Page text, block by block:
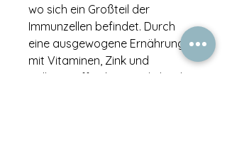
wo sich ein Großteil der
Immunzellen befindet. Durch
eine ausgewogene Ernährung
mit Vitaminen, Zink und
Ballaststoffen kannst du beide